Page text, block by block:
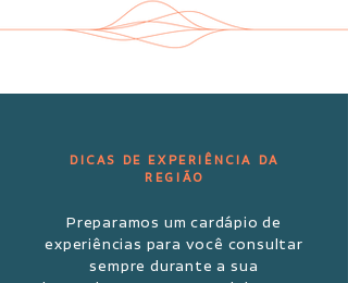
DICAS DE EXPERIÊNCIA DA
REGIÃO
Preparamos um cardápio de
experiências para você consultar
sempre durante a sua